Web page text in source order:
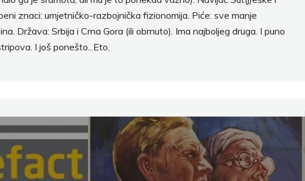
znaci: umjetničko-razbojnička fizionomija. Piće: sve manje
Država: Srbija i Crna Gora (ili obrnuto). Ima najboljeg druga. I puno
I još ponešto...Eto.